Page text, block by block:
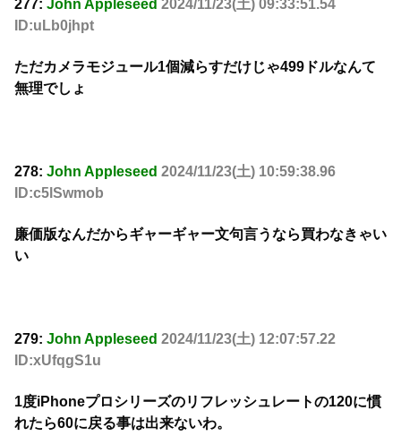
277: John Appleseed 2024/11/23(土) 09:33:51.54
ID:uLb0jhpt
ただカメラモジュール1個減らすだけじゃ499ドルなんて
無理でしょ
278: John Appleseed 2024/11/23(土) 10:59:38.96
ID:c5lSwmob
廉価版なんだからギャーギャー文句言うなら買わなきゃい
い
279: John Appleseed 2024/11/23(土) 12:07:57.22
ID:xUfqgS1u
1度iPhoneプロシリーズのリフレッシュレートの120に慣
れたら60に戻る事は出来ないわ。